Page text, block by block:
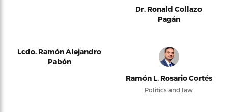
Dr. Ronald Collazo
Pagán
Lcdo. Ramón Alejandro
Pabón
Ramón L. Rosario Cortés
Politics and law